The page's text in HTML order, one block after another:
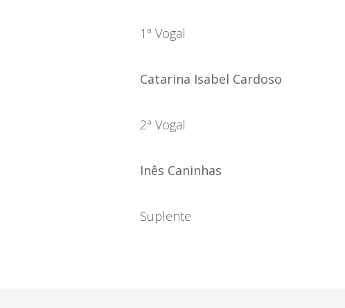
1ª Vogal
Catarina Isabel Cardoso
2ª Vogal
Inês Caninhas
Suplente